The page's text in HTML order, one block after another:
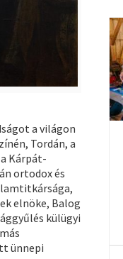
a világon
Tordán, a
Kárpát-
ortodox és
elnöke, Balog
külügyi
ünnepi